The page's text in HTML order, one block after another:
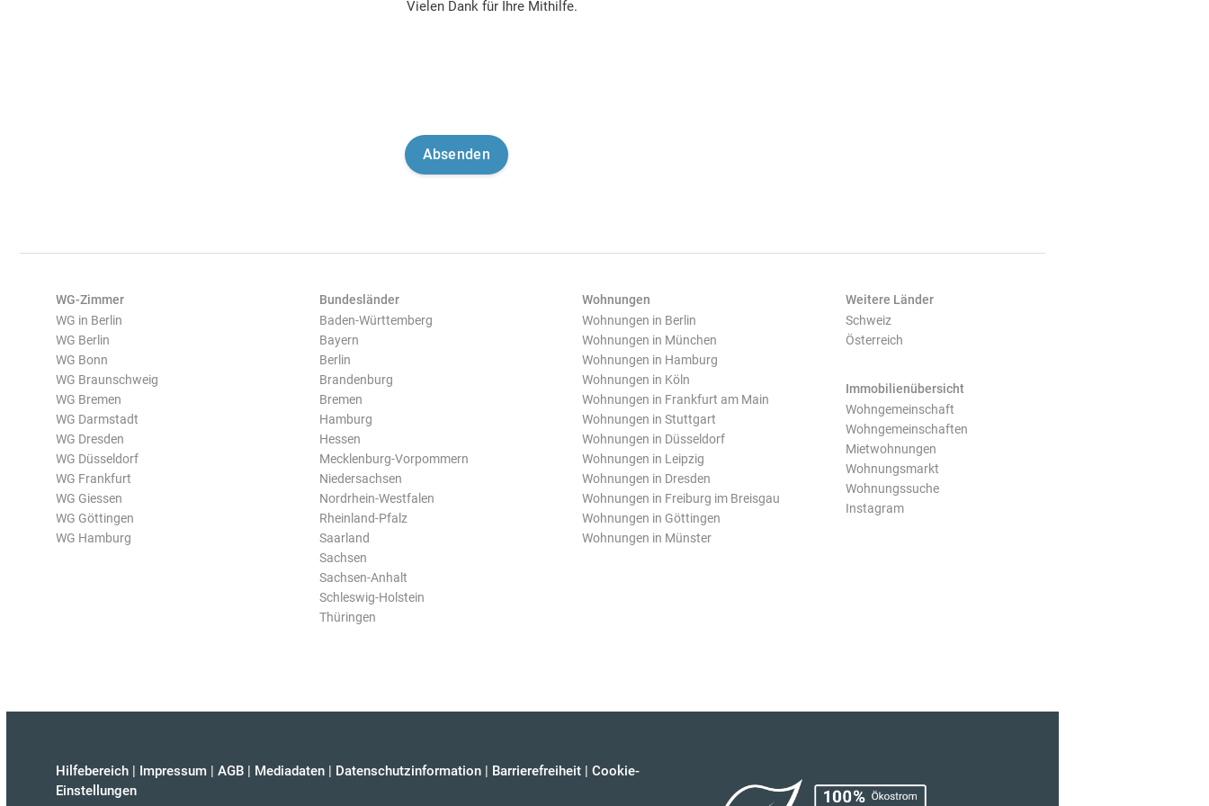
Vielen Dank für Ihre Mithilfe.
WG-Zimmer
WG in Berlin
WG Berlin
WG Bonn
WG Braunschweig
WG Bremen
WG Darmstadt
WG Dresden
WG Düsseldorf
WG Frankfurt
WG Giessen
WG Göttingen
WG Hamburg
Bundesländer
Baden-Württemberg
Bayern
Berlin
Brandenburg
Bremen
Hamburg
Hessen
Mecklenburg-Vorpommern
Niedersachsen
Nordrhein-Westfalen
Rheinland-Pfalz
Saarland
Sachsen
Sachsen-Anhalt
Schleswig-Holstein
Thüringen
Wohnungen
Wohnungen in Berlin
Wohnungen in München
Wohnungen in Hamburg
Wohnungen in Köln
Wohnungen in Frankfurt am Main
Wohnungen in Stuttgart
Wohnungen in Düsseldorf
Wohnungen in Leipzig
Wohnungen in Dresden
Wohnungen in Freiburg im Breisgau
Wohnungen in Göttingen
Wohnungen in Münster
Weitere Länder
Schweiz
Österreich
Immobilienübersicht
Wohngemeinschaft
Wohngemeinschaften
Mietwohnungen
Wohnungsmarkt
Wohnungssuche
Instagram
Hilfebereich | Impressum | AGB | Mediadaten | Datenschutzinformation | Barrierefreiheit | Cookie-
Einstellungen